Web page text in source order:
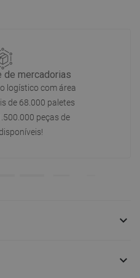
de mercadorias
logístico com área
de 68.000 paletes
peças de

